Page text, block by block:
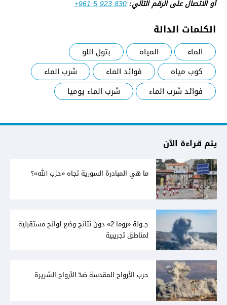
أو الاتصال على الرقم التالي:+961 5 923 830
الكلمات الدالة
الماء المياه
بتول اللو
كوب مياه
فوائد الماء
شرب الماء
فوائد شرب الماء
شرب الماء يوميا
يتم قراءة الآن
ما هي المبادرة السورية تجاه «حزب الله»؟
جــولة «روما 2» دون نتائج وضع لوائح مستقبلية
لمناطق تجريبية
حرب الأرواح المقدسة ضدّ الأرواح الشريرة